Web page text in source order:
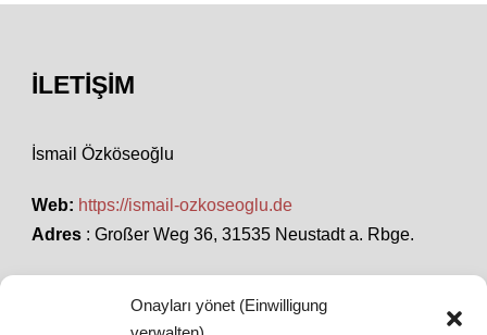
Onayları yönet (Einwilligung
İLETIŞIM
İsmail Özköseoğlu
Web: https://ismail-ozkoseoglu.de
Adres : Großer Weg 36, 31535 Neustadt a. Rbge.